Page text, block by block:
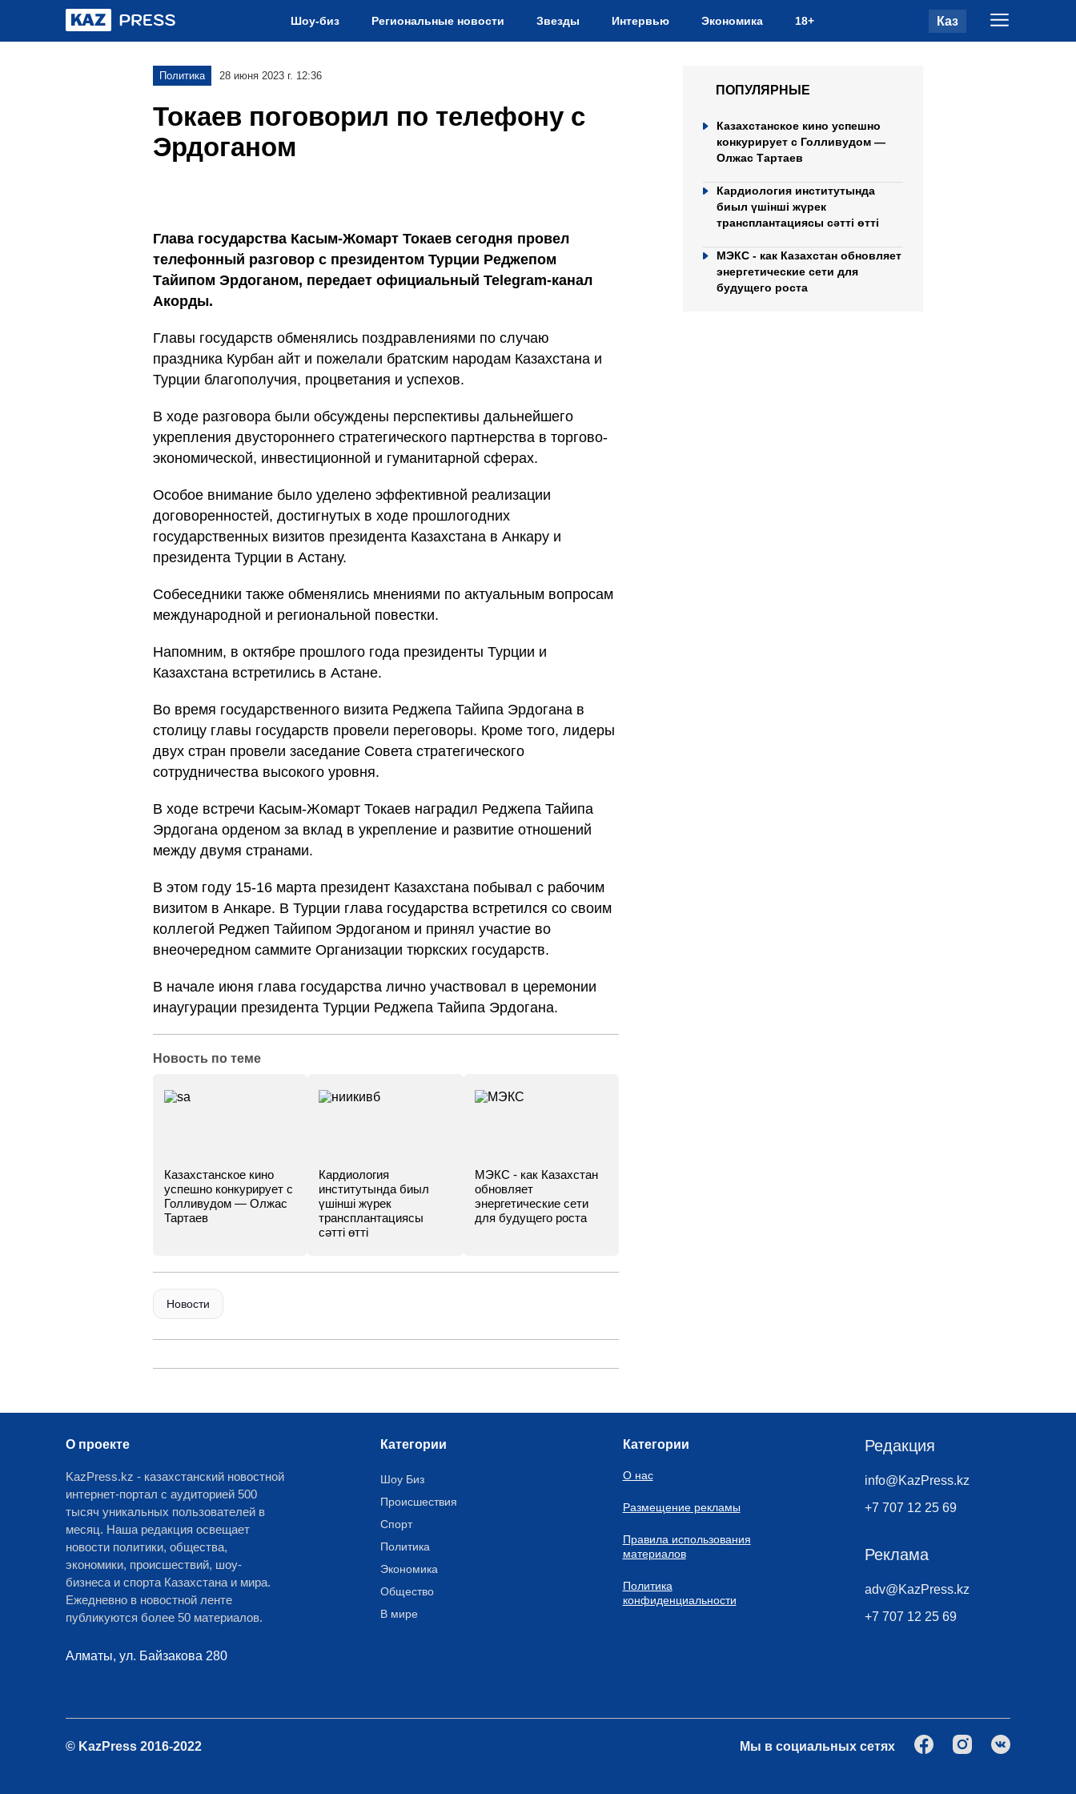
Шоу-биз Региональные новости Звезды Интервью Экономика 18+ Каз
Политика 28 июня 2023 г. 12:36
Токаев поговорил по телефону с
Эрдоганом
Глава государства Касым-Жомарт Токаев сегодня провел
телефонный разговор с президентом Турции Реджепом
Тайипом Эрдоганом, передает официальный Telegram-канал
Акорды.
Главы государств обменялись поздравлениями по случаю
праздника Курбан айт и пожелали братским народам Казахстана и
Турции благополучия, процветания и успехов.
В ходе разговора были обсуждены перспективы дальнейшего
укрепления двустороннего стратегического партнерства в торгово-
экономической, инвестиционной и гуманитарной сферах.
Особое внимание было уделено эффективной реализации
договоренностей, достигнутых в ходе прошлогодних
государственных визитов президента Казахстана в Анкару и
президента Турции в Астану.
Собеседники также обменялись мнениями по актуальным вопросам
международной и региональной повестки.
Напомним, в октябре прошлого года президенты Турции и
Казахстана встретились в Астане.
Во время государственного визита Реджепа Тайипа Эрдогана в
столицу главы государств провели переговоры. Кроме того, лидеры
двух стран провели заседание Совета стратегического
сотрудничества высокого уровня.
В ходе встречи Касым-Жомарт Токаев наградил Реджепа Тайипа
Эрдогана орденом за вклад в укрепление и развитие отношений
между двумя странами.
В этом году 15-16 марта президент Казахстана побывал с рабочим
визитом в Анкаре. В Турции глава государства встретился со своим
коллегой Реджеп Тайипом Эрдоганом и принял участие во
внеочередном саммите Организации тюркских государств.
В начале июня глава государства лично участвовал в церемонии
инаугурации президента Турции Реджепа Тайипа Эрдогана.
Новость по теме
Казахстанское кино
успешно конкурирует с
Голливудом — Олжас
Тартаев
Кардиология
институтында биыл
үшінші жүрек
трансплантациясы
сәтті өтті
МЭКС - как Казахстан
обновляет
энергетические сети
для будущего роста
Новости
ПОПУЛЯРНЫЕ
Казахстанское кино успешно
конкурирует с Голливудом —
Олжас Тартаев
Кардиология институтында
биыл үшінші жүрек
трансплантациясы сәтті өтті
МЭКС - как Казахстан обновляет
энергетические сети для
будущего роста
О проекте
KazPress.kz - казахстанский новостной
интернет-портал с аудиторией 500
тысяч уникальных пользователей в
месяц. Наша редакция освещает
новости политики, общества,
экономики, происшествий, шоу-
бизнеса и спорта Казахстана и мира.
Ежедневно в новостной ленте
публикуются более 50 материалов.
Алматы, ул. Байзакова 280
Категории
Шоу Биз
Происшествия
Спорт
Политика
Экономика
Общество
В мире
Категории
О нас
Размещение рекламы
Правила использования
материалов
Политика
конфиденциальности
Редакция
info@KazPress.kz
+7 707 12 25 69
Реклама
adv@KazPress.kz
+7 707 12 25 69
© KazPress 2016-2022 Мы в социальных сетях